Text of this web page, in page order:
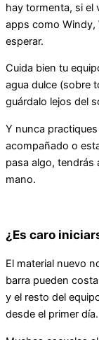
hay tormenta, si el
apps como Windy,
esperar.
Cuida bien tu
agua dulce (sobre
guárdalo lejos del
Y nunca
acompañado o
pasa algo, tendrás
mano.
¿Es caro
El material nuevo
barra pueden
y el resto del
desde el primer día.